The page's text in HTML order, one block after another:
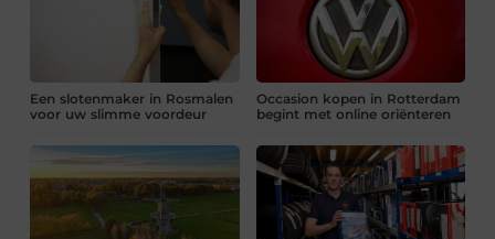
Een slotenmaker in Rosmalen
voor uw slimme voordeur
Occasion kopen in Rotterdam
begint met online oriënteren